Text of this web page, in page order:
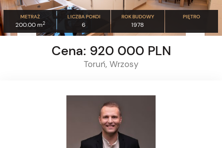
METRAŻ
200.00 m2
LICZBA POKOI
6
ROK BUDOWY
1978
PIĘTRO
Cena: 920 000 PLN
Toruń, Wrzosy